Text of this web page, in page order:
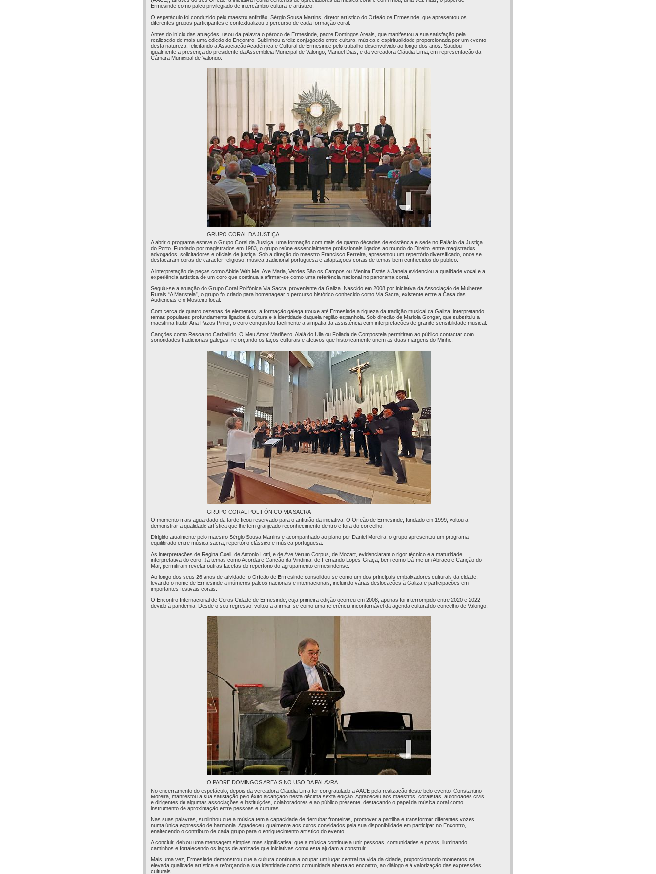
Ermesinde como palco privilegiado de intercâmbio cultural e artístico.
O espetáculo foi conduzido pelo maestro anfitrião, Sérgio Sousa Martins, diretor artístico do Orfeão de Ermesinde, que apresentou os
diferentes grupos participantes e contextualizou o percurso de cada formação coral.
Antes do início das atuações, usou da palavra o pároco de Ermesinde, padre Domingos Areais, que manifestou a sua satisfação pela
realização de mais uma edição do Encontro. Sublinhou a feliz conjugação entre cultura, música e espiritualidade proporcionada por um evento
desta natureza, felicitando a Associação Académica e Cultural de Ermesinde pelo trabalho desenvolvido ao longo dos anos. Saudou
igualmente a presença do presidente da Assembleia Municipal de Valongo, Manuel Dias, e da vereadora Cláudia Lima, em representação da
Câmara Municipal de Valongo.
GRUPO CORAL DA JUSTIÇA
A abrir o programa esteve o Grupo Coral da Justiça, uma formação com mais de quatro décadas de existência e sede no Palácio da Justiça
do Porto. Fundado por magistrados em 1983, o grupo reúne essencialmente profissionais ligados ao mundo do Direito, entre magistrados,
advogados, solicitadores e oficiais de justiça. Sob a direção do maestro Francisco Ferreira, apresentou um repertório diversificado, onde se
destacaram obras de carácter religioso, música tradicional portuguesa e adaptações corais de temas bem conhecidos do público.
A interpretação de peças como Abide With Me, Ave Maria, Verdes São os Campos ou Menina Estás à Janela evidenciou a qualidade vocal e a
experiência artística de um coro que continua a afirmar-se como uma referência nacional no panorama coral.
Seguiu-se a atuação do Grupo Coral Polifónica Via Sacra, proveniente da Galiza. Nascido em 2008 por iniciativa da Associação de Mulheres
Rurais “A Maristela”, o grupo foi criado para homenagear o percurso histórico conhecido como Via Sacra, existente entre a Casa das
Audiências e o Mosteiro local.
Com cerca de quatro dezenas de elementos, a formação galega trouxe até Ermesinde a riqueza da tradição musical da Galiza, interpretando
temas populares profundamente ligados à cultura e à identidade daquela região espanhola. Sob direção de Mariola Gongar, que substituiu a
maestrina titular Ana Pazos Pintor, o coro conquistou facilmente a simpatia da assistência com interpretações de grande sensibilidade musical.
Canções como Resoa no Carballiño, O Meu Amor Mariñeiro, Alalá do Ulla ou Foliada de Compostela permitiram ao público contactar com
sonoridades tradicionais galegas, reforçando os laços culturais e afetivos que historicamente unem as duas margens do Minho.
GRUPO CORAL POLIFÓNICO VIA SACRA
O momento mais aguardado da tarde ficou reservado para o anfitrião da iniciativa. O Orfeão de Ermesinde, fundado em 1999, voltou a
demonstrar a qualidade artística que lhe tem granjeado reconhecimento dentro e fora do concelho.
Dirigido atualmente pelo maestro Sérgio Sousa Martins e acompanhado ao piano por Daniel Moreira, o grupo apresentou um programa
equilibrado entre música sacra, repertório clássico e música portuguesa.
As interpretações de Regina Coeli, de Antonio Lotti, e de Ave Verum Corpus, de Mozart, evidenciaram o rigor técnico e a maturidade
interpretativa do coro. Já temas como Acordai e Canção da Vindima, de Fernando Lopes-Graça, bem como Dá-me um Abraço e Canção do
Mar, permitiram revelar outras facetas do repertório do agrupamento ermesindense.
Ao longo dos seus 26 anos de atividade, o Orfeão de Ermesinde consolidou-se como um dos principais embaixadores culturais da cidade,
levando o nome de Ermesinde a inúmeros palcos nacionais e internacionais, incluindo várias deslocações à Galiza e participações em
importantes festivais corais.
O Encontro Internacional de Coros Cidade de Ermesinde, cuja primeira edição ocorreu em 2008, apenas foi interrompido entre 2020 e 2022
devido à pandemia. Desde o seu regresso, voltou a afirmar-se como uma referência incontornável da agenda cultural do concelho de Valongo.
O PADRE DOMINGOS AREAIS NO USO DA PALAVRA
No encerramento do espetáculo, depois da vereadora Cláudia Lima ter congratulado a AACE pela realização deste belo evento, Constantino
Moreira, manifestou a sua satisfação pelo êxito alcançado nesta décima sexta edição. Agradeceu aos maestros, coralistas, autoridades civis
e dirigentes de algumas associações e instituições, colaboradores e ao público presente, destacando o papel da música coral como
instrumento de aproximação entre pessoas e culturas.
Nas suas palavras, sublinhou que a música tem a capacidade de derrubar fronteiras, promover a partilha e transformar diferentes vozes
numa única expressão de harmonia. Agradeceu igualmente aos coros convidados pela sua disponibilidade em participar no Encontro,
enaltecendo o contributo de cada grupo para o enriquecimento artístico do evento.
A concluir, deixou uma mensagem simples mas significativa: que a música continue a unir pessoas, comunidades e povos, iluminando
caminhos e fortalecendo os laços de amizade que iniciativas como esta ajudam a construir.
Mais uma vez, Ermesinde demonstrou que a cultura continua a ocupar um lugar central na vida da cidade, proporcionando momentos de
elevada qualidade artística e reforçando a sua identidade como comunidade aberta ao encontro, ao diálogo e à valorização das expressões
culturais.